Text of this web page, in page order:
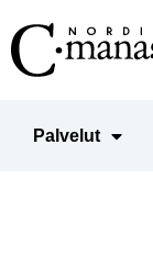
sisältöön
Palvelut